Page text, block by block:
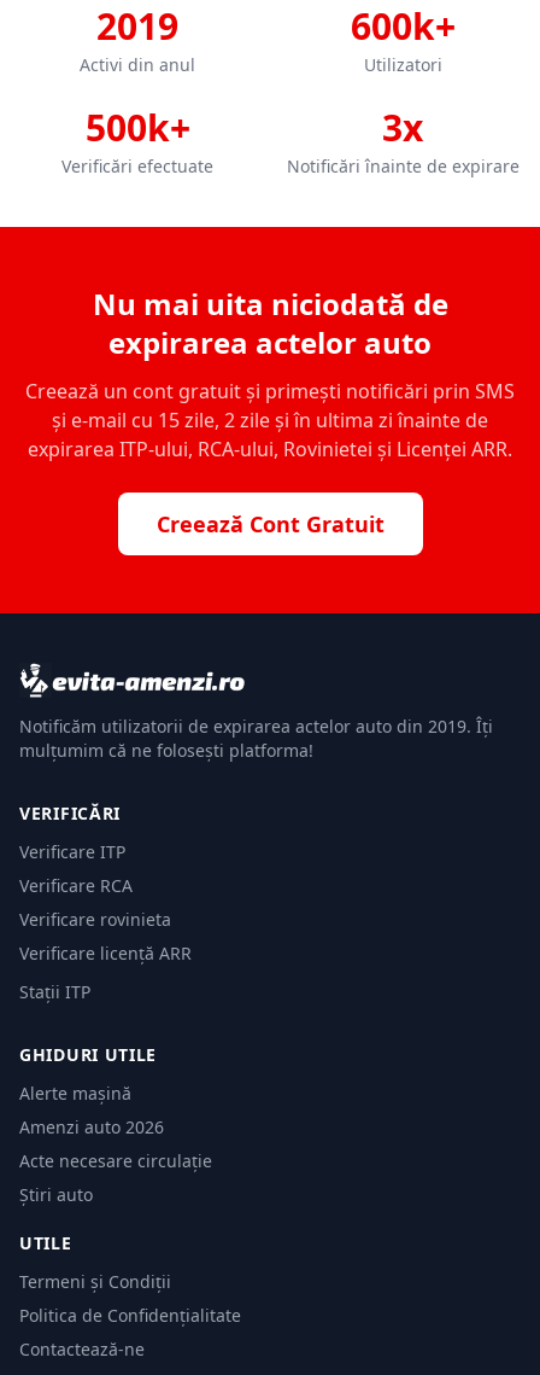
2019
Activi din anul
600k+
Utilizatori
500k+
Verificări efectuate
3x
Notificări înainte de expirare
Nu mai uita niciodată de
expirarea actelor auto
Creează un cont gratuit și primești notificări prin SMS
și e-mail cu 15 zile, 2 zile și în ultima zi înainte de
expirarea ITP-ului, RCA-ului, Rovinietei și Licenței ARR.
Creează Cont Gratuit
Notificăm utilizatorii de expirarea actelor auto din 2019. Îți
mulțumim că ne folosești platforma!
VERIFICĂRI
Verificare ITP
Verificare RCA
Verificare rovinieta
Verificare licență ARR
Stații ITP
GHIDURI UTILE
Alerte mașină
Amenzi auto 2026
Acte necesare circulație
Știri auto
UTILE
Termeni și Condiții
Politica de Confidențialitate
Contactează-ne